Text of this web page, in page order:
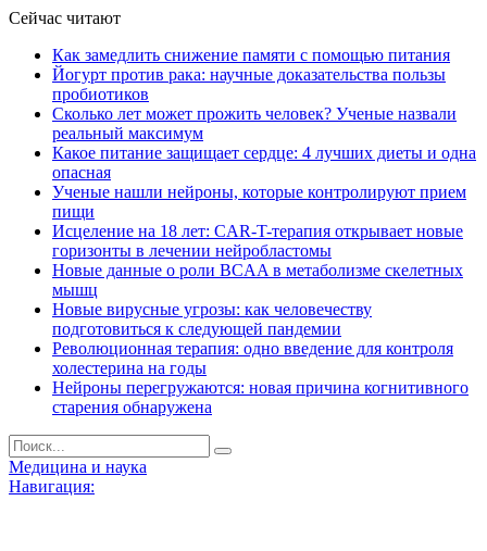
Сейчас читают
Как замедлить снижение памяти с помощью питания
Йогурт против рака: научные доказательства пользы
пробиотиков
Сколько лет может прожить человек? Ученые назвали
реальный максимум
Какое питание защищает сердце: 4 лучших диеты и одна
опасная
Ученые нашли нейроны, которые контролируют прием
пищи
Исцеление на 18 лет: CAR-T-терапия открывает новые
горизонты в лечении нейробластомы
Новые данные о роли BCAA в метаболизме скелетных
мышц
Новые вирусные угрозы: как человечеству
подготовиться к следующей пандемии
Революционная терапия: одно введение для контроля
холестерина на годы
Нейроны перегружаются: новая причина когнитивного
старения обнаружена
Медицина и наука
Навигация: